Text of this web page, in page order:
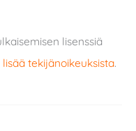
lisenssiä
lisää tekijänoikeuksista.